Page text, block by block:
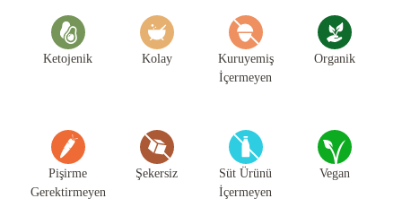
Ketojenik Kolay
Kuruyemiş
İçermeyen
Organik
Pişirme
Gerektirmeyen
Şekersiz
Süt Ürünü
İçermeyen
Vegan